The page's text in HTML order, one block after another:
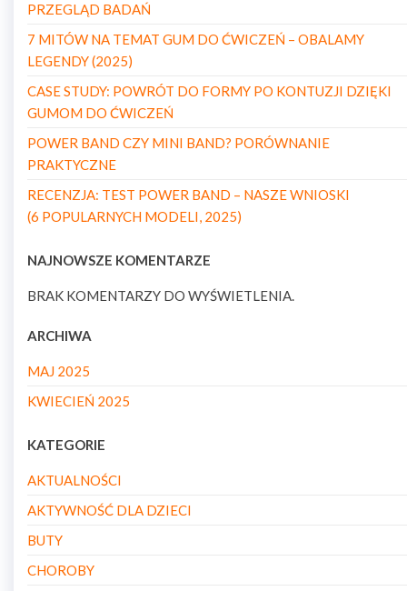
PRZEGLĄD BADAŃ
7 MITÓW NA TEMAT GUM DO ĆWICZEŃ – OBALAMY
LEGENDY (2025)
CASE STUDY: POWRÓT DO FORMY PO KONTUZJI DZIĘKI
GUMOM DO ĆWICZEŃ
POWER BAND CZY MINI BAND? PORÓWNANIE
PRAKTYCZNE
RECENZJA: TEST POWER BAND – NASZE WNIOSKI
(6 POPULARNYCH MODELI, 2025)
NAJNOWSZE KOMENTARZE
BRAK KOMENTARZY DO WYŚWIETLENIA.
ARCHIWA
MAJ 2025
KWIECIEŃ 2025
KATEGORIE
AKTUALNOŚCI
AKTYWNOŚĆ DLA DZIECI
BUTY
CHOROBY